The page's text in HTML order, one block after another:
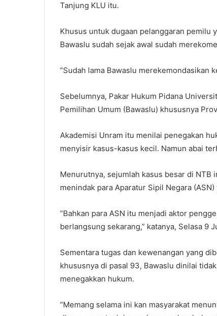
Tanjung KLU itu.
Khusus untuk dugaan pelanggaran pemilu
Bawaslu sudah sejak awal sudah
“Sudah lama Bawaslu merekemondasikan
Sebelumnya, Pakar Hukum Pidana
Pemilihan Umum (Bawaslu) khususnya
Akademisi Unram itu menilai penegakan
menyisir kasus-kasus kecil. Namun abai
Menurutnya, sejumlah kasus besar di NTB
menindak para Aparatur Sipil Negara
“Bahkan para ASN itu menjadi aktor
berlangsung sekarang,” katanya, Selasa 9
Sementara tugas dan kewenangan yang
khususnya di pasal 93, Bawaslu dinilai
menegakkan hukum.
“Memang selama ini kan masyarakat